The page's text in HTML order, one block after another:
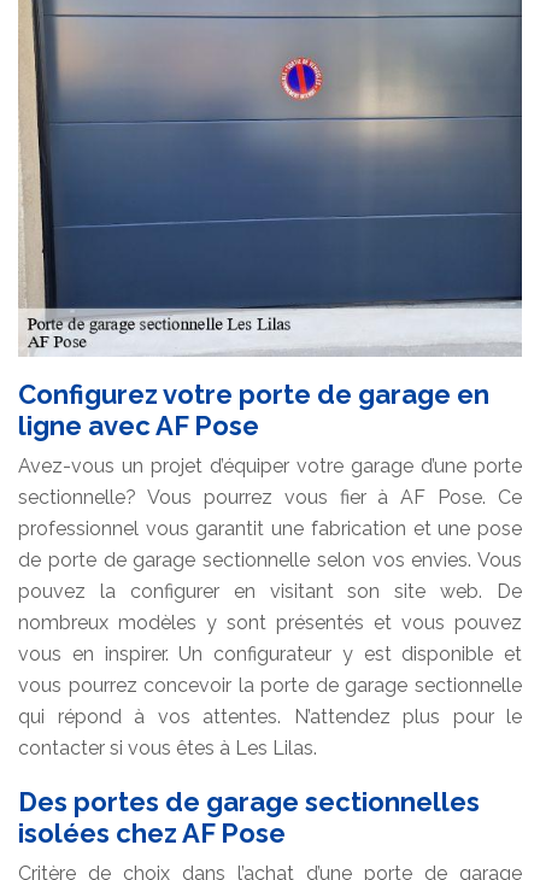
Configurez votre porte de garage en
ligne avec AF Pose
Avez-vous un projet d’équiper votre garage d’une porte
sectionnelle? Vous pourrez vous fier à AF Pose. Ce
professionnel vous garantit une fabrication et une pose
de porte de garage sectionnelle selon vos envies. Vous
pouvez la configurer en visitant son site web. De
nombreux modèles y sont présentés et vous pouvez
vous en inspirer. Un configurateur y est disponible et
vous pourrez concevoir la porte de garage sectionnelle
qui répond à vos attentes. N’attendez plus pour le
contacter si vous êtes à Les Lilas.
Des portes de garage sectionnelles
isolées chez AF Pose
Critère de choix dans l’achat d’une porte de garage